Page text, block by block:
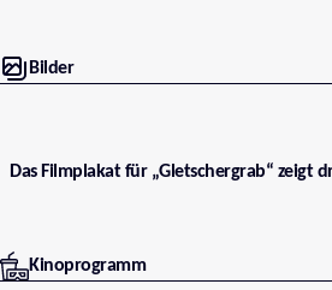
Bilder
Das Filmplakat für „Gletschergrab“ zeigt
Kinoprogramm